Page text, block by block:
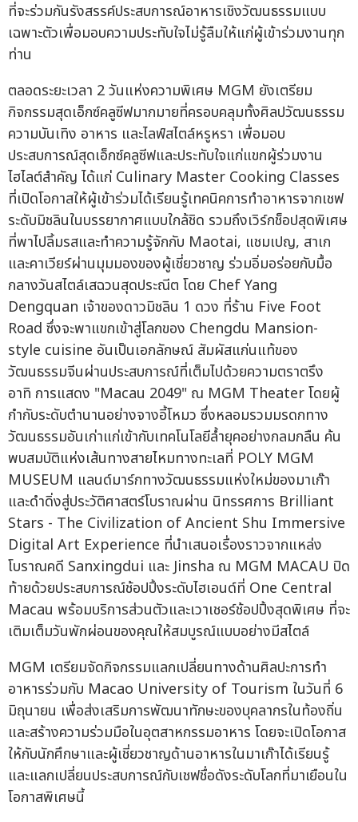
ที่จะร่วมกันรังสรรค์ประสบการณ์อาหารเชิงวัฒนธรรมแบบ
เฉพาะตัวเพื่อมอบความประทับใจไม่รู้ลืมให้แก่ผู้เข้าร่วมงานทุก
ท่าน
ตลอดระยะเวลา 2 วันแห่งความพิเศษ MGM ยังเตรียม
กิจกรรมสุดเอ็กซ์คลูซีฟมากมายที่ครอบคลุมทั้งศิลปวัฒนธรรม
ความบันเทิง อาหาร และไลฟ์สไตล์หรูหรา เพื่อมอบ
ประสบการณ์สุดเอ็กซ์คลูซีฟและประทับใจแก่แขกผู้ร่วมงาน
ไฮไลต์สำคัญ ได้แก่ Culinary Master Cooking Classes
ที่เปิดโอกาสให้ผู้เข้าร่วมได้เรียนรู้เทคนิคการทำอาหารจากเชฟ
ระดับมิชลินในบรรยากาศแบบใกล้ชิด รวมถึงเวิร์กช็อปสุดพิเศษ
ที่พาไปลิ้มรสและทำความรู้จักกับ Maotai, แชมเปญ, สาเก
และคาเวียร์ผ่านมุมมองของผู้เชี่ยวชาญ ร่วมอิ่มอร่อยกับมื้อ
กลางวันสไตล์เสฉวนสุดประณีต โดย Chef Yang
Dengquan เจ้าของดาวมิชลิน 1 ดวง ที่ร้าน Five Foot
Road ซึ่งจะพาแขกเข้าสู่โลกของ Chengdu Mansion-
style cuisine อันเป็นเอกลักษณ์ สัมผัสแก่นแท้ของ
วัฒนธรรมจีนผ่านประสบการณ์ที่เต็มไปด้วยความตราตรึง
อาทิ การแสดง "Macau 2049" ณ MGM Theater โดยผู้
กำกับระดับตำนานอย่างจางอี้โหมว ซึ่งหลอมรวมมรดกทาง
วัฒนธรรมอันเก่าแก่เข้ากับเทคโนโลยีล้ำยุคอย่างกลมกลืน ค้น
พบสมบัติแห่งเส้นทางสายไหมทางทะเลที่ POLY MGM
MUSEUM แลนด์มาร์กทางวัฒนธรรมแห่งใหม่ของมาเก๊า
และดำดิ่งสู่ประวัติศาสตร์โบราณผ่าน นิทรรศการ Brilliant
Stars - The Civilization of Ancient Shu Immersive
Digital Art Experience ที่นำเสนอเรื่องราวจากแหล่ง
โบราณคดี Sanxingdui และ Jinsha ณ MGM MACAU ปิด
ท้ายด้วยประสบการณ์ช้อปปิ้งระดับไฮเอนด์ที่ One Central
Macau พร้อมบริการส่วนตัวและเวาเชอร์ช้อปปิ้งสุดพิเศษ ที่จะ
เติมเต็มวันพักผ่อนของคุณให้สมบูรณ์แบบอย่างมีสไตล์
MGM เตรียมจัดกิจกรรมแลกเปลี่ยนทางด้านศิลปะการทำ
อาหารร่วมกับ Macao University of Tourism ในวันที่ 6
มิถุนายน เพื่อส่งเสริมการพัฒนาทักษะของบุคลากรในท้องถิ่น
และสร้างความร่วมมือในอุตสาหกรรมอาหาร โดยจะเปิดโอกาส
ให้กับนักศึกษาและผู้เชี่ยวชาญด้านอาหารในมาเก๊าได้เรียนรู้
และแลกเปลี่ยนประสบการณ์กับเชฟชื่อดังระดับโลกที่มาเยือนใน
โอกาสพิเศษนี้